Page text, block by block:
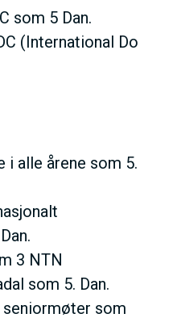
som 5 Dan.
(International Do
i alle årene som 5.
3 NTN
som 5. Dan.
som